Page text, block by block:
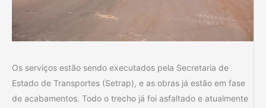
Os serviços estão sendo executados pela Secretaria de
Estado de Transportes (Setrap), e as obras já estão em fase
de acabamentos. Todo o trecho já foi asfaltado e atualmente